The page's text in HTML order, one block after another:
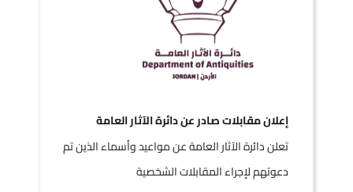
إعلان مقابلات صادر عن دائرة الآثار العامة
تعلن دائرة الآثار العامة عن مواعيد وأسماء الذين تم
دعوتهم لإجراء المقابلات الشخصية